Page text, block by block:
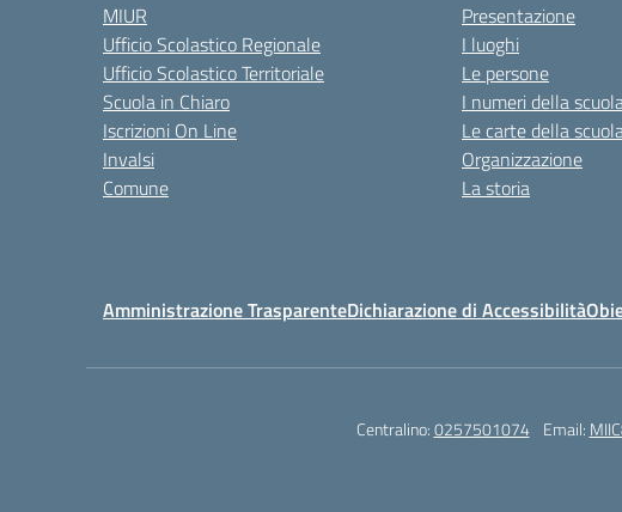
MIUR
Ufficio Scolastico Regionale
Ufficio Scolastico Territoriale
Scuola in Chiaro
Iscrizioni On Line
Invalsi
Comune
Presentazione
I luoghi
Le persone
I numeri della
Le carte della
Organizzazione
La storia
Amministrazione TrasparenteDichiarazione di Accessibilità
Centralino:0257501074 Email: